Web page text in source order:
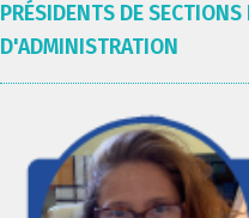
PRÉSIDENTS DE
D'ADMINISTRATION